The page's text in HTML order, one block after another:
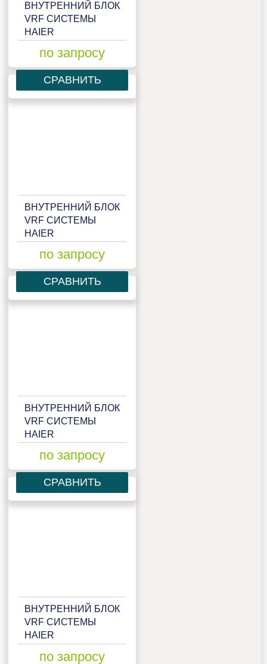
ВНУТРЕННИЙ БЛОК
VRF СИСТЕМЫ
HAIER
по запросу
СРАВНИТЬ
ВНУТРЕННИЙ БЛОК
VRF СИСТЕМЫ
HAIER
по запросу
СРАВНИТЬ
ВНУТРЕННИЙ БЛОК
VRF СИСТЕМЫ
HAIER
по запросу
СРАВНИТЬ
ВНУТРЕННИЙ БЛОК
VRF СИСТЕМЫ
HAIER
по запросу